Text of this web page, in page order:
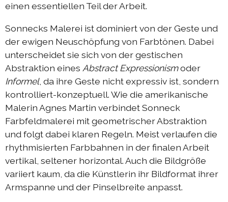
DIEresidenz Berlin
deutsch | français
einen essentiellen Teil der Arbeit.
Sonnecks Malerei ist dominiert von der Geste und
der ewigen Neuschöpfung von Farbtönen. Dabei
unterscheidet sie sich von der gestischen
Abstraktion eines Abstract Expressionismoder
Informel, da ihre Geste nicht expressiv ist, sondern
kontrolliert-konzeptuell. Wie die amerikanische
Malerin Agnes Martin verbindet Sonneck
Farbfeldmalerei mit geometrischer Abstraktion
und folgt dabei klaren Regeln. Meist verlaufen die
rhythmisierten Farbbahnen in der finalen Arbeit
vertikal, seltener horizontal. Auch die Bildgröße
variiert kaum, da die Künstlerin ihr Bildformat ihrer
Armspanne und der Pinselbreite anpasst.